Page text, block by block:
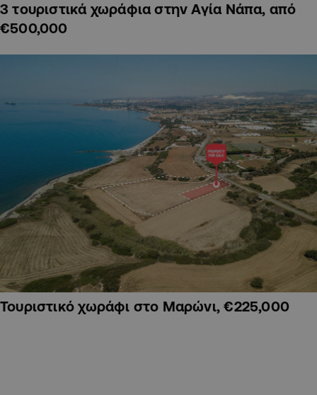
3 τουριστικά χωράφια στην Αγία Νάπα, από
€500,000
Τουριστικό χωράφι στο Μαρώνι, €225,000